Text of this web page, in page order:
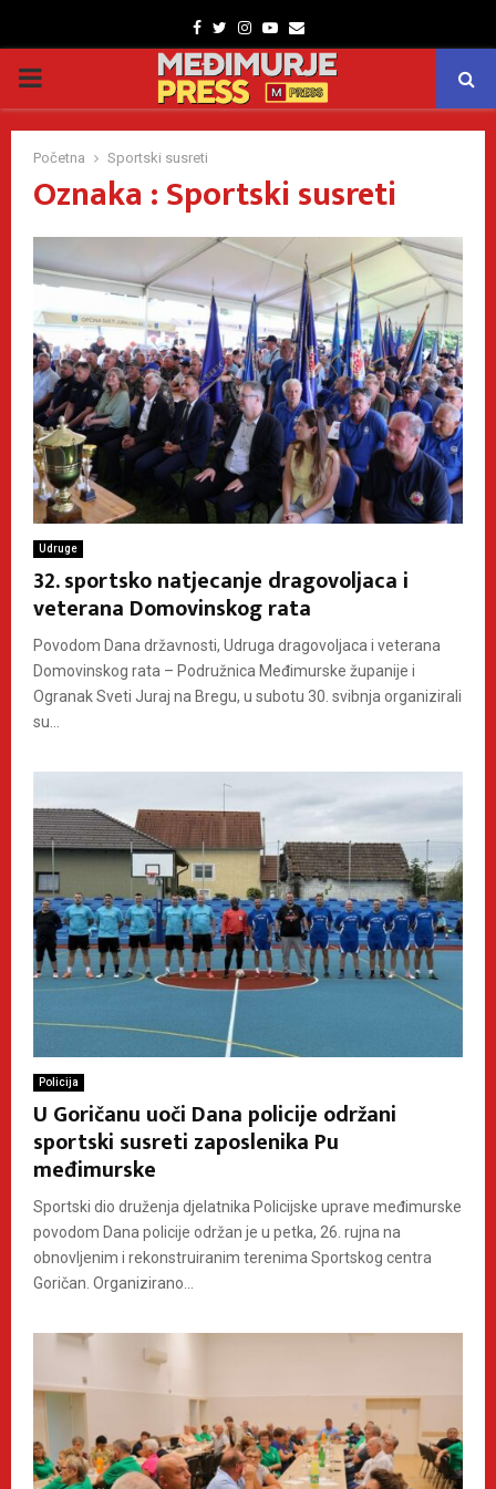
Facebook
TwitterInstagram
Youtube
Email
PRIMARY
MENU
Početna Sportski susreti
Oznaka : Sportski susreti
Udruge
32. sportsko natjecanje dragovoljaca i
veterana Domovinskog rata
Povodom Dana državnosti, Udruga dragovoljaca i veterana
Domovinskog rata – Podružnica Međimurske županije i
Ogranak Sveti Juraj na Bregu, u subotu 30. svibnja organizirali
su...
Policija
U Goričanu uoči Dana policije održani
sportski susreti zaposlenika Pu
međimurske
Sportski dio druženja djelatnika Policijske uprave međimurske
povodom Dana policije održan je u petka, 26. rujna na
obnovljenim i rekonstruiranim terenima Sportskog centra
Goričan. Organizirano...